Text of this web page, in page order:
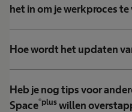
het in om je werkproces
Hoe wordt het updaten
Heb je nog tips voor
Space®plus willen